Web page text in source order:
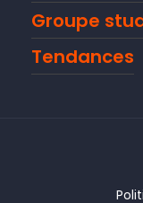
Avis collecté par
Avis collecté par
Groupe
Tendances